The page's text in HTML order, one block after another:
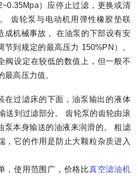
）应停止过滤，更换或清
齿轮泵与电动机用弹性橡胶垫联
成机械事故， 在油泵的下部设有安
到规定的最高压力 150%PN）。
阀设定在较低的数值上，但一般不
最高压力值。
在过滤床的下面，油泵输出的液体
送到过滤部分。 齿轮泵的齿轮由滚
泵本身输送的油液来润滑的。 粗滤
，它的作用是防止大颗粒杂质进入
，使用范围广，价格比真空滤油机